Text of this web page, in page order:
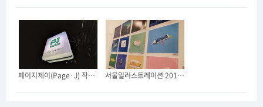
페이지제이(Page·J) 작은 사무실을 오픈했습니다. (긴글 주의) 서울일러스트레이션 2019에 다녀왔어요.